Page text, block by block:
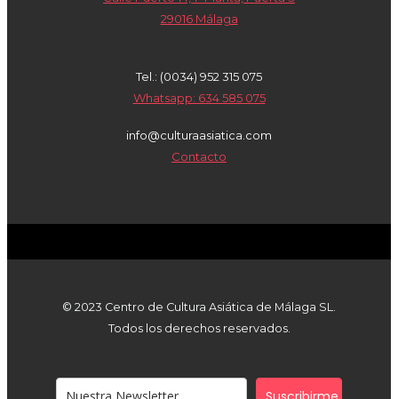
29016 Málaga
Tel.: (0034) 952 315 075
Whatsapp: 634 585 075
info@culturaasiatica.com
Contacto
© 2023 Centro de Cultura Asiática de Málaga SL.
Todos los derechos reservados.